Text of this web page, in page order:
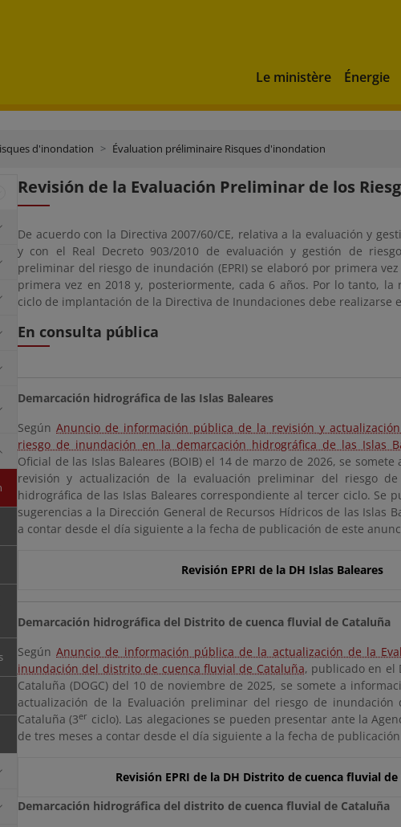
Le ministère Énergie
d'inondation Évaluation préliminaire Risques d'inondation
Revisión de la Evaluación Preliminar de los
De acuerdo con la Directiva 2007/60/CE, relativa a la evaluación y
y con el Real Decreto 903/2010 de evaluación y gestión de
preliminar del riesgo de inundación (EPRI) se elaboró por primera
primera vez en 2018 y, posteriormente, cada 6 años. Por lo tanto, la
ciclo de implantación de la Directiva de Inundaciones debe realizarse
En consulta pública
Demarcación hidrográfica de las Islas Baleares
SegúnAnuncio de información pública de la revisión y
riesgo de inundación en la demarcación hidrográfica de las Islas
Oficial de las Islas Baleares (BOIB) el 14 de marzo de 2026, se
revisión y actualización de la evaluación preliminar del riesgo
hidrográfica de las Islas Baleares correspondiente al tercer ciclo. Se
sugerencias a la Dirección General de Recursos Hídricos de las Islas
a contar desde el día siguiente a la fecha de publicación de este
Revisión EPRI de la DH Islas Baleares
Demarcación hidrográfica del Distrito de cuenca fluvial de Cataluña
SegúnAnuncio de información pública de la actualización de la
inundación del distrito de cuenca fluvial de Cataluña, publicado en el
Cataluña (DOGC) del 10 de noviembre de 2025, se somete a
actualización de la Evaluación preliminar del riesgo de
Cataluña (3er ciclo). Las alegaciones se pueden presentar ante la
de tres meses a contar desde el día siguiente a la fecha de
Revisión EPRI de la DH Distrito de cuenca fluvial
Demarcación hidrográfica del distrito de cuenca fluvial de Cataluña